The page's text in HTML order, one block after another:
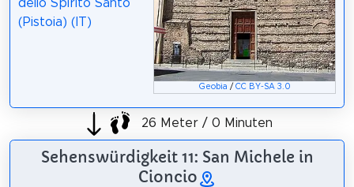
Geobia / CC BY-SA 3.0
dello Spirito Santo
(Pistoia) (IT)
26 Meter / 0 Minuten
Sehenswürdigkeit 11: San Michele in
Cioncio